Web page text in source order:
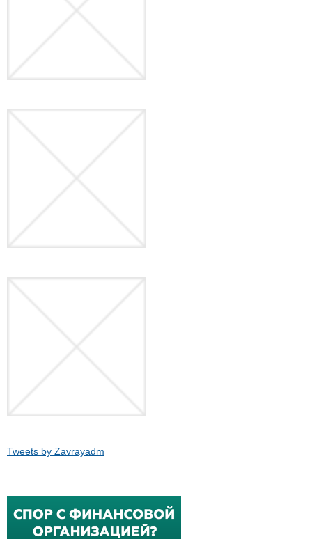
Tweets by Zavrayadm